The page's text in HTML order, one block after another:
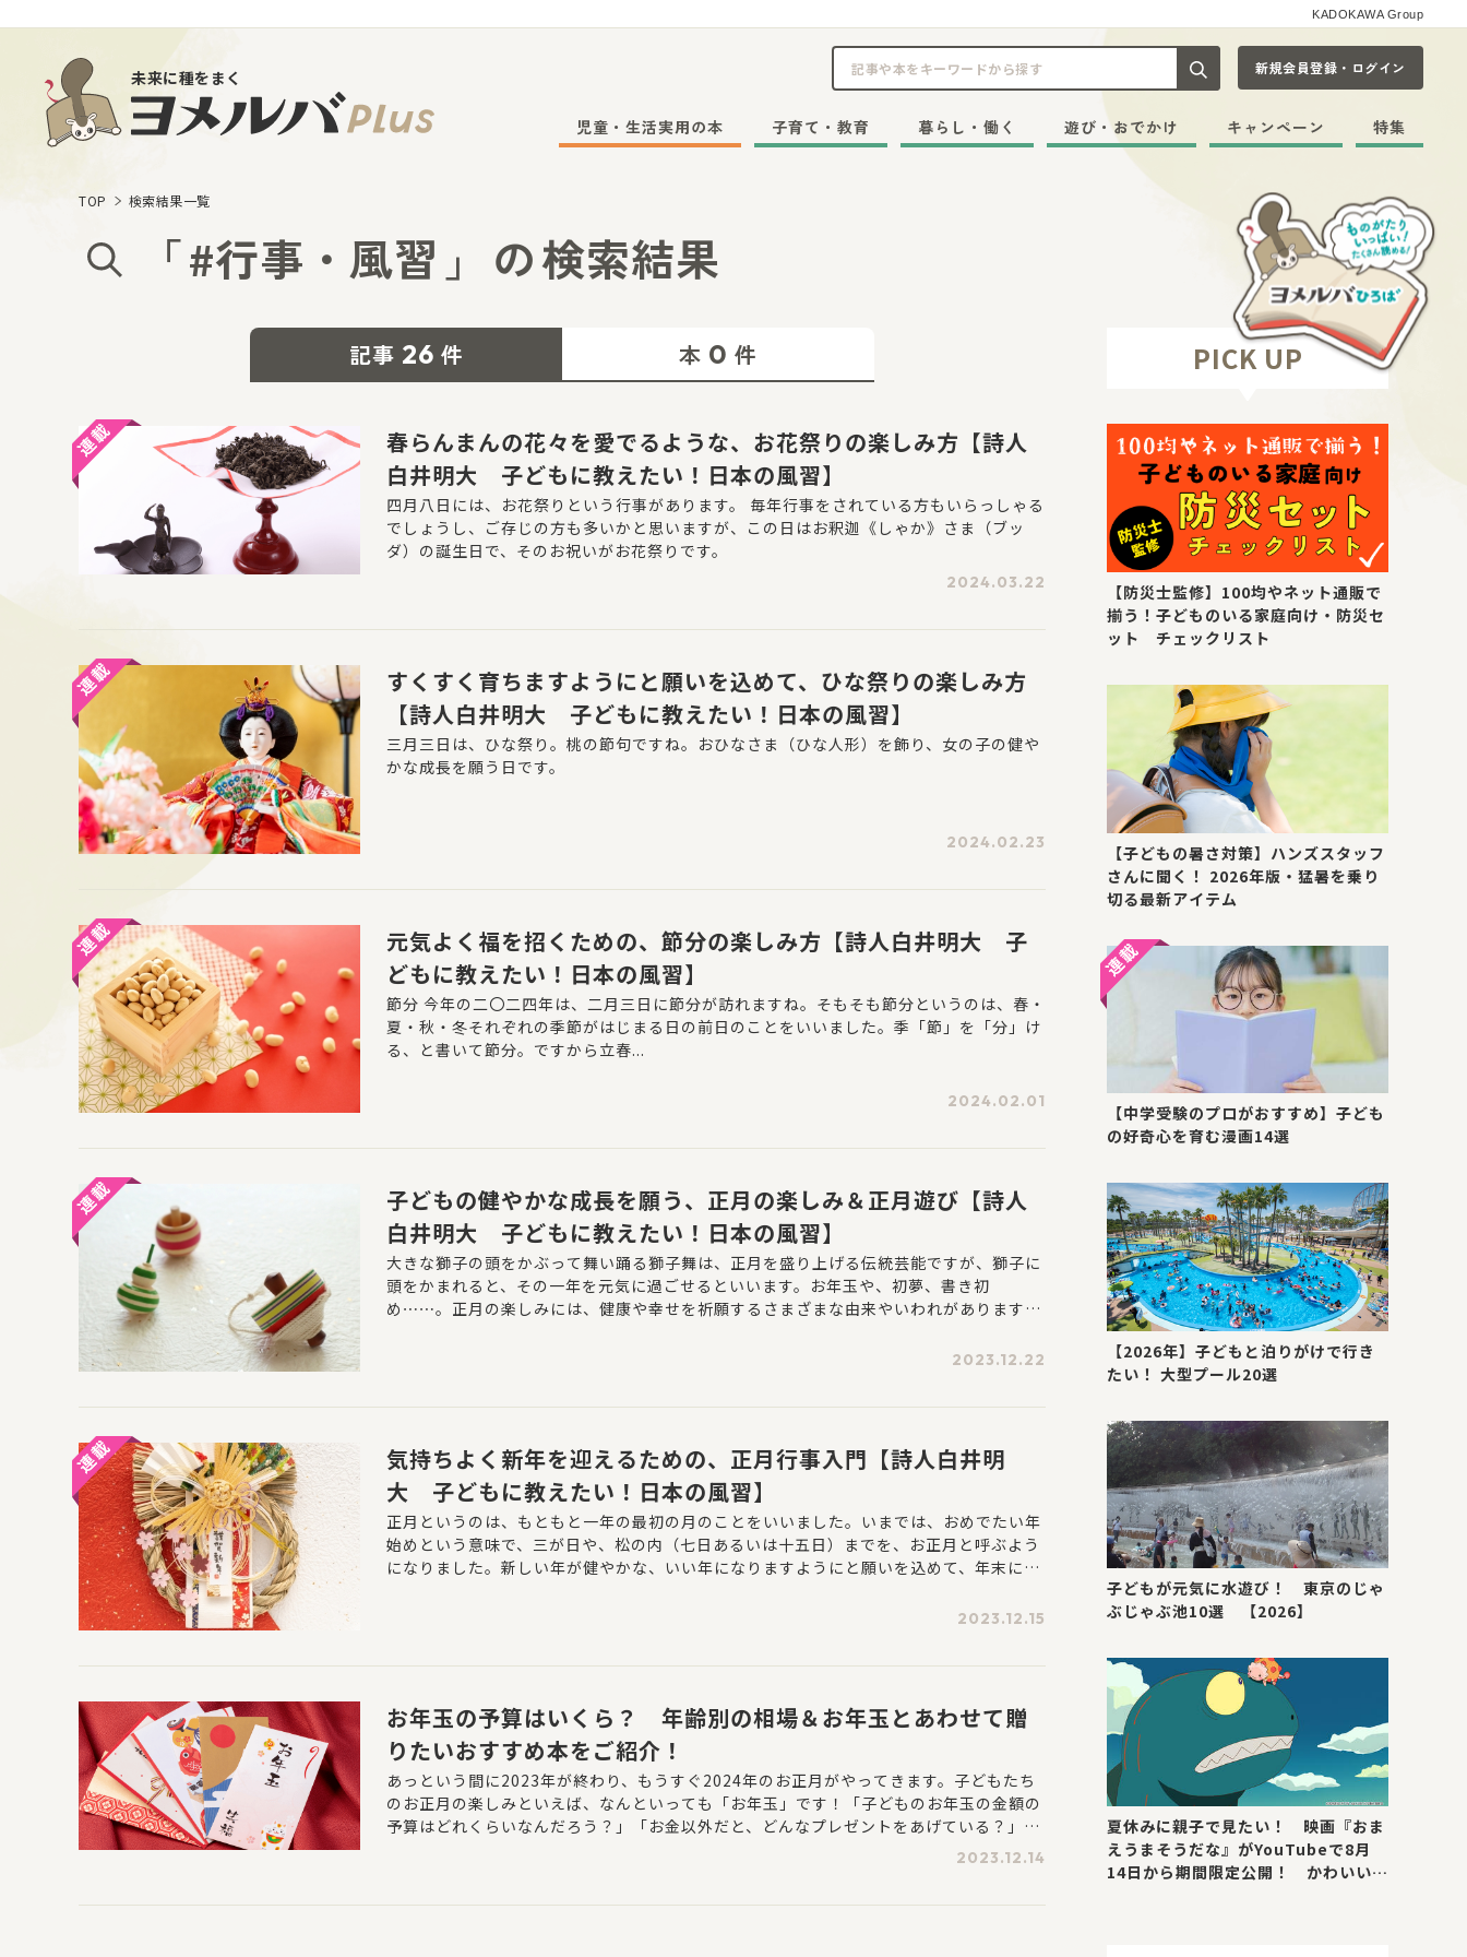
KADOKAWA Group
未来に種をまく 記事や本をキーワードから探す
新規会員登録・ログイン
児童・生活実用の本 子育て・教育 暮らし・働く 遊び・おでかけ キャンペーン 特集
TOP 検索結果一覧
「#行事・風習 」 の検索結果
記事 26 件 本 0 件
春らんまんの花々を愛でるような、お花祭りの楽しみ方【詩人
白井明大 子どもに教えたい！日本の風習】
四月八日には、お花祭りという行事があります。 毎年行事をされている方もいらっしゃる
でしょうし、ご存じの方も多いかと思いますが、この日はお釈迦《しゃか》さま（ブッ
ダ）の誕生日で、そのお祝いがお花祭りです。
2024.03.22
すくすく育ちますようにと願いを込めて、ひな祭りの楽しみ方
【詩人白井明大 子どもに教えたい！日本の風習】
三月三日は、ひな祭り。桃の節句ですね。おひなさま（ひな人形）を飾り、女の子の健や
かな成長を願う日です。
2024.02.23
元気よく福を招くための、節分の楽しみ方【詩人白井明大 子
どもに教えたい！日本の風習】
節分 今年の二〇二四年は、二月三日に節分が訪れますね。そもそも節分というのは、春・
夏・秋・冬それぞれの季節がはじまる日の前日のことをいいました。季「節」を「分」け
る、と書いて節分。ですから立春...
2024.02.01
子どもの健やかな成長を願う、正月の楽しみ＆正月遊び【詩人
白井明大 子どもに教えたい！日本の風習】
大きな獅子の頭をかぶって舞い踊る獅子舞は、正月を盛り上げる伝統芸能ですが、獅子に
頭をかまれると、その一年を元気に過ごせるといいます。お年玉や、初夢、書き初
め⋯⋯。正月の楽しみには、健康や幸せを祈願するさまざまな由来やいわれがあります。
共通するものではないでしょうか。子どもたちが元気に遊ぶ姿は微笑ましく、まるで正月
2023.12.22
気持ちよく新年を迎えるための、正月行事入門【詩人白井明
大 子どもに教えたい！日本の風習】
正月というのは、もともと一年の最初の月のことをいいました。いまでは、おめでたい年
始めという意味で、三が日や、松の内（七日あるいは十五日）までを、お正月と呼ぶよう
になりました。新しい年が健やかな、いい年になりますようにと願いを込めて、年末には
2023.12.15
お年玉の予算はいくら？ 年齢別の相場＆お年玉とあわせて贈
りたいおすすめ本をご紹介！
あっという間に2023年が終わり、もうすぐ2024年のお正月がやってきます。子どもたち
のお正月の楽しみといえば、なんといっても「お年玉」です！「子どものお年玉の金額の
予算はどれくらいなんだろう？」「お金以外だと、どんなプレゼントをあげている？」
「どんな理由でプレゼントを選んでいるのかな？」お年玉に関して、素朴な疑問を持って
2023.12.14
PICK UP
【防災士監修】100均やネット通販で
揃う！子どものいる家庭向け・防災セ
ット チェックリスト
【子どもの暑さ対策】ハンズスタッフ
さんに聞く！ 2026年版・猛暑を乗り
切る最新アイテム
【中学受験のプロがおすすめ】子ども
の好奇心を育む漫画14選
【2026年】子どもと泊りがけで行き
たい！ 大型プール20選
子どもが元気に水遊び！ 東京のじゃ
ぶじゃぶ池10選 【2026】
夏休みに親子で見たい！ 映画『おま
えうまそうだな』がYouTubeで8月
14日から期間限定公開！ かわいい＆